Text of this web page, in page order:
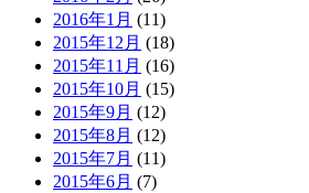
2016年1月 (11)
2015年12月 (18)
2015年11月 (16)
2015年10月 (15)
2015年9月 (12)
2015年8月 (12)
2015年7月 (11)
2015年6月 (7)